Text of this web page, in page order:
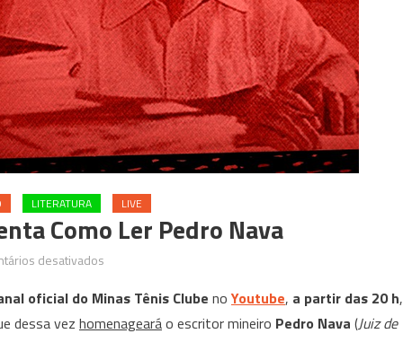
LITERATURA LIVE
Como Ler Pedro Nava
desativados
em
cena
oficial do Minas Tênis Clube noYoutube, a partir das 20 h,
dessa vez homenagearáo escritor mineiro Pedro Nava (Juiz de